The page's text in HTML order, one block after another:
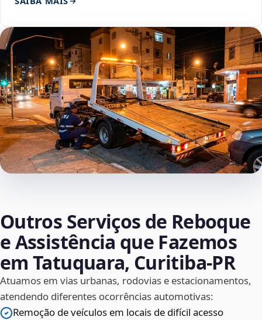
Outros Serviços de Reboque
e Assistência que Fazemos
em Tatuquara, Curitiba‑PR
Atuamos em vias urbanas, rodovias e estacionamentos,
atendendo diferentes ocorrências automotivas:
Remoção de veículos em locais de difícil acesso